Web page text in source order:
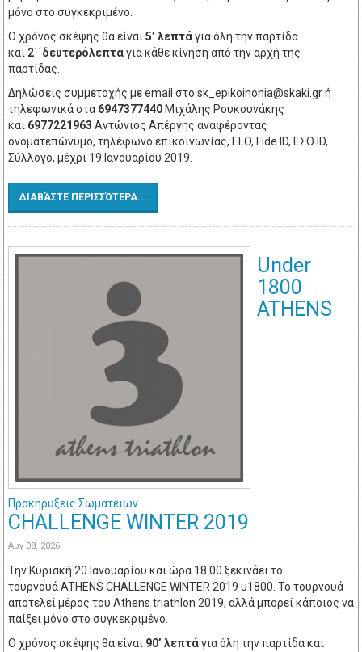
μόνο στο συγκεκριμένο.
Ο χρόνος σκέψης θα είναι5’ λεπτάγια όλη την παρτίδα
και 2΄΄δευτερόλεπταγια κάθε κίνηση από την αρχή της
παρτίδας.
Δηλώσεις συμμετοχής με email στο sk_epikoinonia@skaki.grή
τηλεφωνικά στα 6947377440 Μιχάλης Ρουκουνάκης
και 6977221963 Αντώνιος Απέργης αναφέροντας
ονοματεπώνυμο, τηλέφωνο επικοινωνίας, ELO, Fide ID, ΕΣΟ ID,
Σύλλογο, μέχρι 19 Ιανουαρίου 2019.
ΔΙΑΒΆΣΤΕ ΠΕΡΙΣΣΌΤΕΡΑ...
Προκηρυξεις Σωματειων
Under
1800
ATHENS
CHALLENGE WINTER 2019
Αυγ 08, 2026
Την Κυριακή 20 Ιανουαρίου και ώρα 18.00 ξεκινάει το
τουρνουά ATHENS CHALLENGE WINTER 2019 u1800. To τουρνουά
αποτελεί μέρος του Athens triathlon 2019, αλλά μπορεί κάποιος να
παίξει μόνο στο συγκεκριμένο.
Ο χρόνος σκέψης θα είναι 90’ λεπτάγια όλη την παρτίδα και